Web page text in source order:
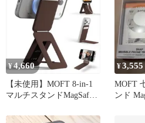
¥4,660
【未使用】MOFT 8-in-1
マルチスタンドMagSafe
¥3,555
MOFT
ンド